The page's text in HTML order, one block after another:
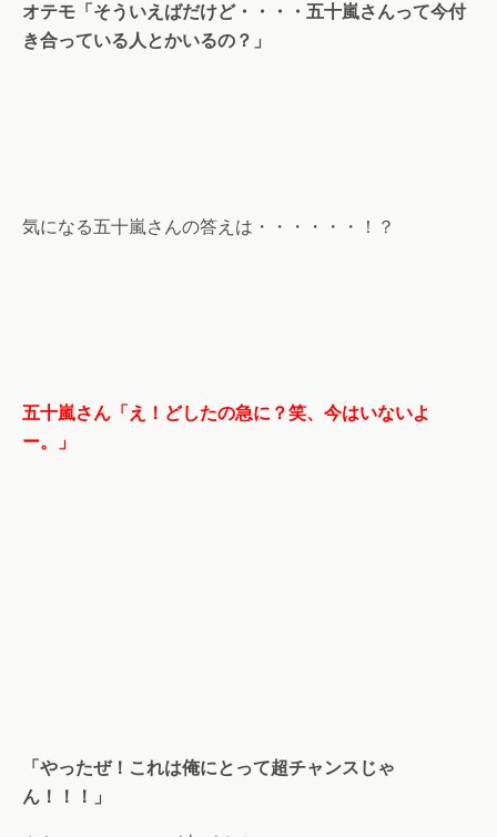
オテモ「そういえばだけど・・・・五十嵐さんって今付
き合っている人とかいるの？」
気になる五十嵐さんの答えは・・・・・・！？
五十嵐さん「え！どしたの急に？笑、今はいないよ
ー。」
「やったぜ！これは俺にとって超チャンスじゃ
ん！！！」